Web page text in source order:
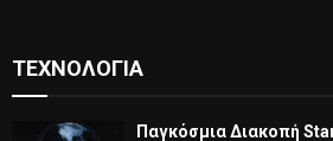
ΤΕΧΝΟΛΟΓΊΑ
Παγκόσμια Διακοπή